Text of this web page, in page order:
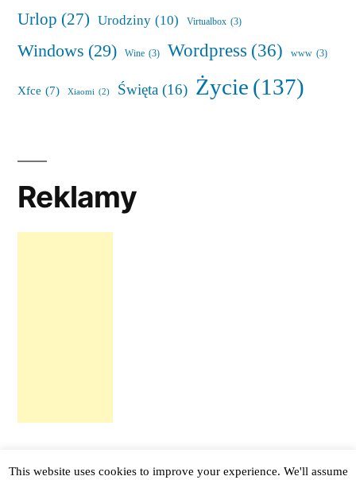
Urlop (27) Urodziny (10) Virtualbox (3)
Windows (29) Wine (3) Wordpress (36) www (3)
Xfce (7) Xiaomi (2) Święta (16) Życie(137)
Reklamy
This website uses cookies to improve your experience. We'll assume